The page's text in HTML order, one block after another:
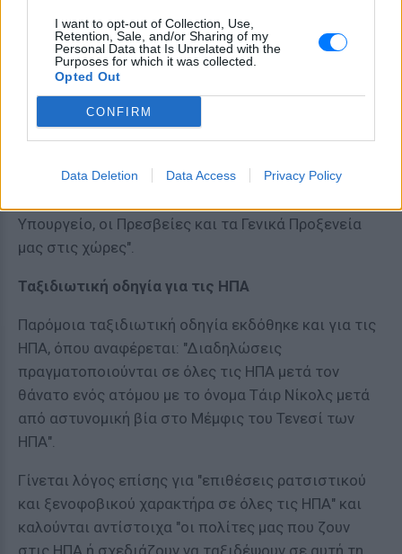
I want to opt-out of Collection, Use,
Retention, Sale, and/or Sharing of my
Personal Data that Is Unrelated with the
Purposes for which it was collected.
Opted Out
CONFIRM
Data Deletion Data Access Privacy Policy
σε πιθανές ξενοφοβικές και ρατσιστικές
παρενοχλήσεις και επιθέσεις και να απευθύνονται
επίσης στις τοπικές δυνάμεις ασφαλείας, καθώς
επίσης να παρακολουθούν στενά τα τοπικά μέσα
ενημέρωσης και είναι ιδιαίτερα επωφελές για τις
παρακολουθούν τις πρόσθετες προειδοποιήσεις
Υπουργείο, οι Πρεσβείες και τα Γενικά Προξενεία
μας στις χώρες".
Ταξιδιωτική οδηγία για τις ΗΠΑ
Παρόμοια ταξιδιωτική οδηγία εκδόθηκε και για τις
ΗΠΑ, όπου αναφέρεται: "Διαδηλώσεις
πραγματοποιούνται σε όλες τις ΗΠΑ μετά τον
θάνατο ενός ατόμου με το όνομα Τάιρ Νίκολς μετά
από αστυνομική βία στο Μέμφις του Τενεσί των
ΗΠΑ".
Γίνεται λόγος επίσης για "επιθέσεις ρατσιστικού
και ξενοφοβικού χαρακτήρα σε όλες τις ΗΠΑ" και
καλούνται αντίστοιχα "οι πολίτες μας που ζουν
στις ΗΠΑ ή σχεδιάζουν να ταξιδέψουν σε αυτή τη